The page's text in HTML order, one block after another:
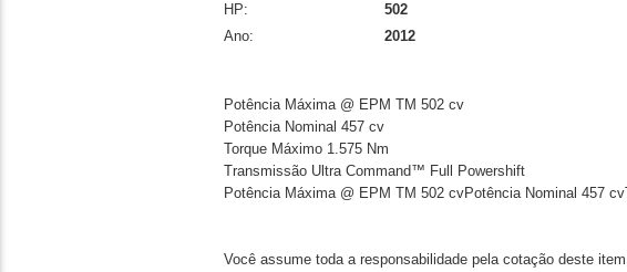
HP:
502
Ano:
2012
Potência Máxima @ EPM TM 502 cv
Potência Nominal 457 cv
Torque Máximo 1.575 Nm
Transmissão Ultra Command™ Full Powershift
Potência Máxima @ EPM TM 502 cvPotência Nominal 457
Você assume toda a responsabilidade pela cotação deste